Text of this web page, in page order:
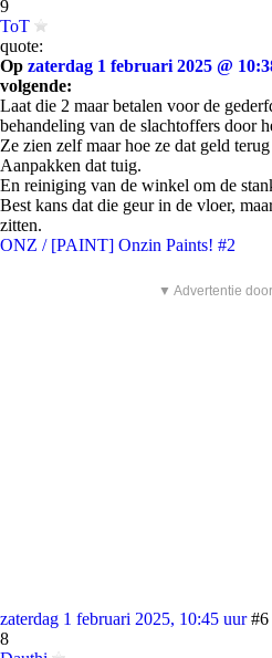
9
ToT
quote:
Op zaterdag 1 februari 2025 @
volgende:
Laat die 2 maar betalen voor de
behandeling van de slachtoffers door
Ze zien zelf maar hoe ze dat geld
Aanpakken dat tuig.
En reiniging van de winkel om de
Best kans dat die geur in de vloer,
zitten.
ONZ / [PAINT] Onzin Paints! #2
▼ Advertentie
zaterdag 1 februari 2025, 10:45 uur #6
8